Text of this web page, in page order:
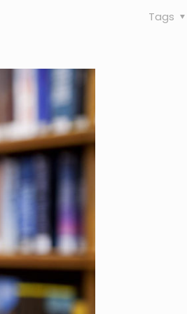
Tags